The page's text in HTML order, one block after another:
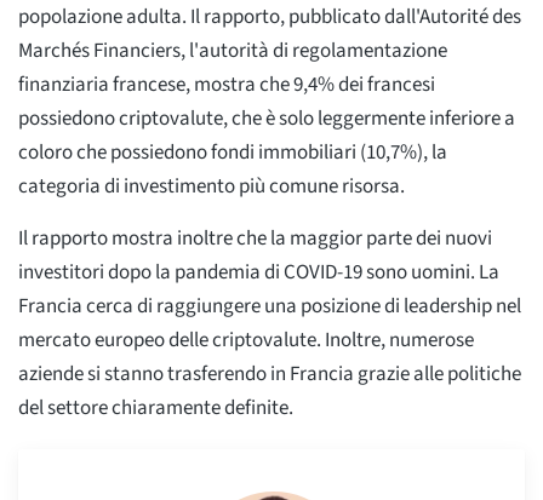
popolazione adulta. Il rapporto, pubblicato dall'Autorité des
Marchés Financiers, l'autorità di regolamentazione
finanziaria francese, mostra che 9,4% dei francesi
possiedono criptovalute, che è solo leggermente inferiore a
coloro che possiedono fondi immobiliari (10,7%), la
categoria di investimento più comune risorsa.
Il rapporto mostra inoltre che la maggior parte dei nuovi
investitori dopo la pandemia di COVID-19 sono uomini. La
Francia cerca di raggiungere una posizione di leadership nel
mercato europeo delle criptovalute. Inoltre, numerose
aziende si stanno trasferendo in Francia grazie alle politiche
del settore chiaramente definite.